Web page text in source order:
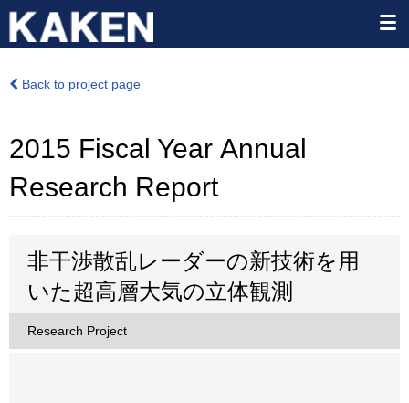
Back to project page
2015 Fiscal Year Annual
Research Report
非干渉散乱レーダーの新技術を用
いた超高層大気の立体観測
Research Project